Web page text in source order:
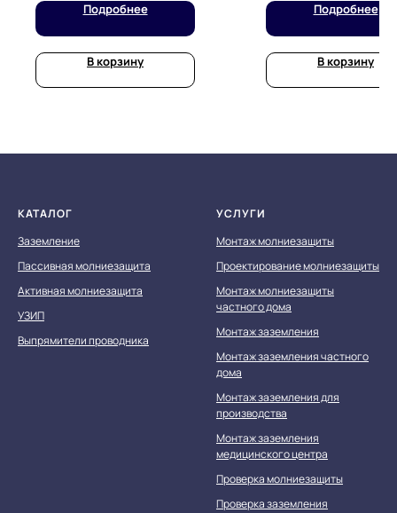
Подробнее
В корзину
Подробнее
В корзину
КАТАЛОГ
Заземление
Пассивная молниезащита
Активная молниезащита
УЗИП
Выпрямители проводника
УСЛУГИ
Монтаж молниезащиты
Проектирование молниезащиты
Монтаж молниезащиты
частного дома
Монтаж заземления
Монтаж заземления частного
дома
Монтаж заземления для
производства
Монтаж заземления
медицинского центра
Проверка молниезащиты
Проверка заземления